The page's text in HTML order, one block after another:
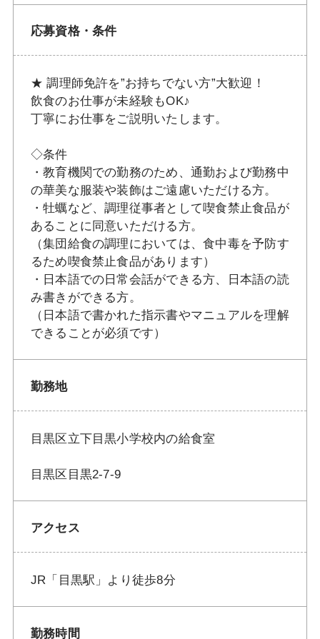
応募資格・条件
★ 調理師免許を”お持ちでない方”大歓迎！
飲食のお仕事が未経験もOK♪
丁寧にお仕事をご説明いたします。
◇条件
・教育機関での勤務のため、通勤および勤務中
の華美な服装や装飾はご遠慮いただける方。
・牡蠣など、調理従事者として喫食禁止食品が
あることに同意いただける方。
（集団給食の調理においては、食中毒を予防す
るため喫食禁止食品があります）
・日本語での日常会話ができる方、日本語の読
み書きができる方。
（日本語で書かれた指示書やマニュアルを理解
できることが必須です）
勤務地
目黒区立下目黒小学校内の給食室
目黒区目黒2-7-9
アクセス
JR「目黒駅」より徒歩8分
勤務時間